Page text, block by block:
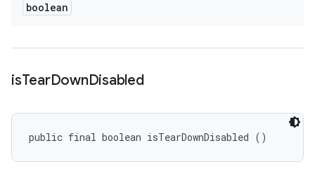
boolean
isTearDownDisabled
public final boolean isTearDownDisabled ()